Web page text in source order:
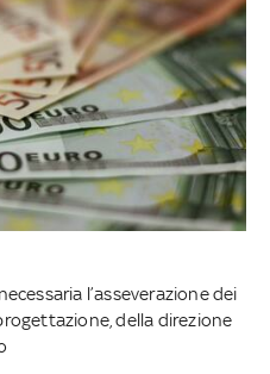
l’asseverazione dei
della direzione